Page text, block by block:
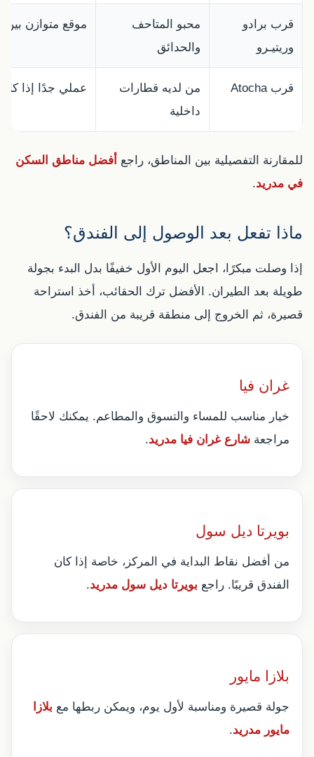
قرب برادو
وريتيـرو
محبو المتاحف
والحدائق
موقع متوازن بين
قرب Atocha
من لديه قطارات
داخلية
عملي جدًا إذا
للمقارنة التفصيلية بين المناطق، راجع أفضل مناطق السكن
في مدريد.
ماذا تفعل بعد الوصول إلى الفندق؟
إذا وصلت مبكرًا، اجعل اليوم الأول خفيفًا بدل البدء بجولة
طويلة بعد الطيران. الأفضل ترك الحقائب، أخذ استراحة
قصيرة، ثم الخروج إلى منطقة قريبة من الفندق.
غران فيا
خيار مناسب للمساء والتسوق والمطاعم. يمكنك لاحقًا
مراجعة شارع غران فيا مدريد.
بويرتا ديل سول
من أفضل نقاط البداية في المركز، خاصة إذا كان
الفندق قريبًا. راجع بويرتا ديل سول مدريد.
بلازا مايور
جولة قصيرة ومناسبة لأول يوم، ويمكن ربطها مع بلازا
مايور مدريد.